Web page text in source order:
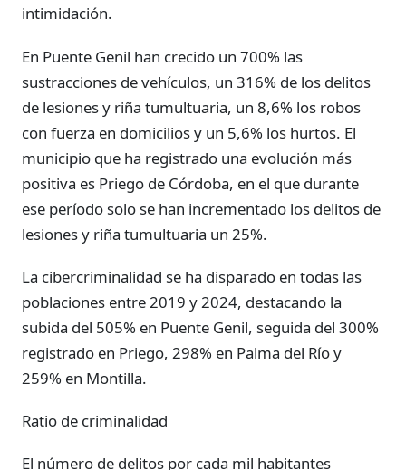
intimidación.
En Puente Genil han crecido un 700% las
sustracciones de vehículos, un 316% de los delitos
de lesiones y riña tumultuaria, un 8,6% los robos
con fuerza en domicilios y un 5,6% los hurtos. El
municipio que ha registrado una evolución más
positiva es Priego de Córdoba, en el que durante
ese período solo se han incrementado los delitos de
lesiones y riña tumultuaria un 25%.
La cibercriminalidad se ha disparado en todas las
poblaciones entre 2019 y 2024, destacando la
subida del 505% en Puente Genil, seguida del 300%
registrado en Priego, 298% en Palma del Río y
259% en Montilla.
Ratio de criminalidad
El número de delitos por cada mil habitantes